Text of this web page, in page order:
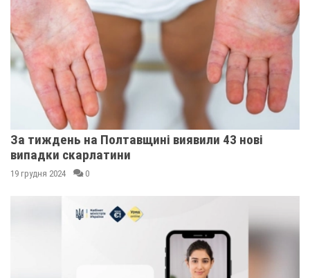
За тиждень на Полтавщині виявили 43 нові
випадки скарлатини
19 грудня 2024 0